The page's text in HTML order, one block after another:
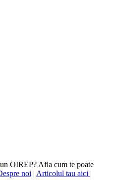
OIREP? Afla cum te poate
noi | Articolul tau aici |